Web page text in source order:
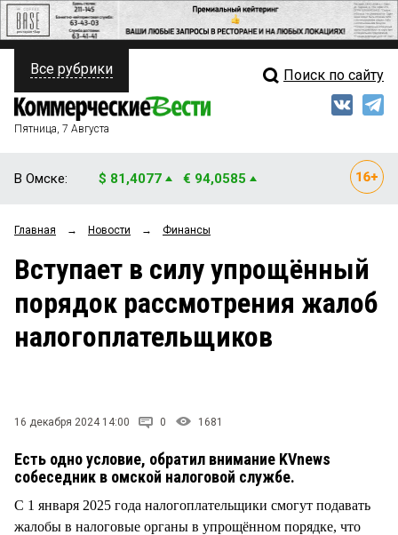
ПОЛИТИКА
ФИНАНСЫ
ОБЩЕСТВО
ЗАКОН
НОВОСТИ КОМПАНИЙ
Свежий выпуск
Рейтинги
Блоги
Архив
Все рубрики Поиск по сайту
Пятница, 7 Августа
В Омске: $ 81,4077 € 94,0585
Главная → Новости → Финансы
Вступает в силу упрощённый
порядок рассмотрения жалоб
налогоплательщиков
16 декабря 2024 14:00 0 1681
Есть одно условие, обратил внимание KVnews
собеседник в омской налоговой службе.
С 1 января 2025 года налогоплательщики смогут подавать
жалобы в налоговые органы в упрощённом порядке, что